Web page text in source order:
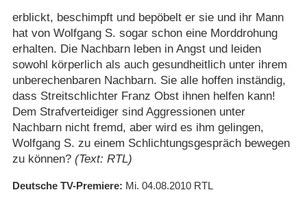
erblickt, beschimpft und bepöbelt er sie und ihr Mann
hat von Wolfgang S. sogar schon eine Morddrohung
erhalten. Die Nachbarn leben in Angst und leiden
sowohl körperlich als auch gesundheitlich unter ihrem
unberechenbaren Nachbarn. Sie alle hoffen inständig,
dass Streitschlichter Franz Obst ihnen helfen kann!
Dem Strafverteidiger sind Aggressionen unter
Nachbarn nicht fremd, aber wird es ihm gelingen,
Wolfgang S. zu einem Schlichtungsgespräch bewegen
zu können? (Text: RTL)
Deutsche TV-Premiere Mi. 04.08.2010 RTL